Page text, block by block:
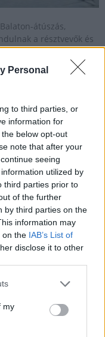
Personal
to third parties, or
information for
below opt-out
note that after your
seeing
utilized by
third parties prior to
of the further
by third parties on the
information may
on the IAB’s List of
disclose it to other
or more Google
You may click to
third-party tags to
in below Google
my
átúszás,
a résztvevők és
meg.